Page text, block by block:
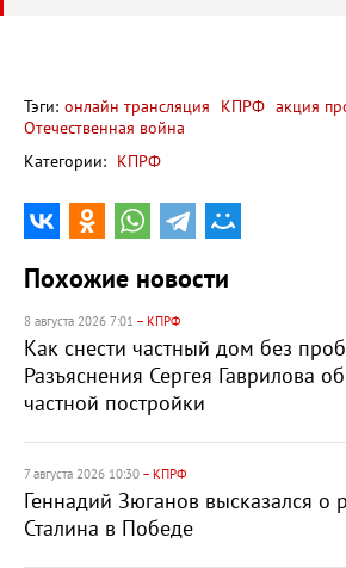
Тэги: онлайн трансляция КПРФ акция
Отечественная война
Категории: КПРФ
Похожие новости
8 августа 2026 7:01 – КПРФ
Как снести частный дом без
Разъяснения Сергея Гаврилова
частной постройки
7 августа 2026 10:30 – КПРФ
Геннадий Зюганов высказался о
Сталина в Победе